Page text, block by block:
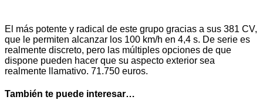
El más potente y radical de este grupo gracias a sus 381 CV,
que le permiten alcanzar los 100 km/h en 4,4 s. De serie es
realmente discreto, pero las múltiples opciones de que
dispone pueden hacer que su aspecto exterior sea
realmente llamativo. 71.750 euros.
También te puede interesar…